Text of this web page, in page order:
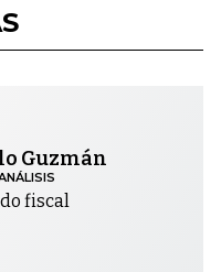
Guzmán
fiscal